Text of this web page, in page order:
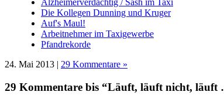
Alzheimerverdächtig / Sash im Taxi
Die Kollegen Dunning und Kruger
Auf's Maul!
Arbeitnehmer im Taxigewerbe
Pfandrekorde
24. Mai 2013 | 29 Kommentare »
29 Kommentare bis “Läuft, läuft nicht, läuft